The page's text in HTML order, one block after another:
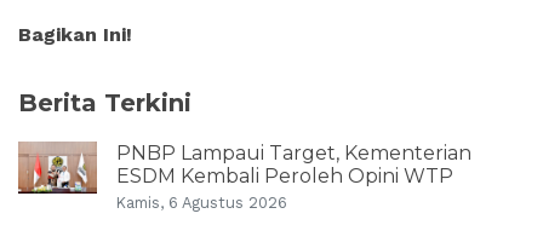
Bagikan Ini!
Berita Terkini
PNBP Lampaui Target, Kementerian
ESDM Kembali Peroleh Opini WTP
Kamis, 6 Agustus 2026